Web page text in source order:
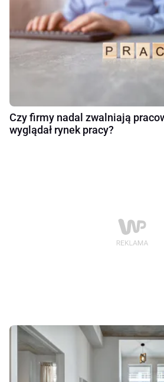
Czy firmy nadal zwalniają
wyglądał rynek pracy?